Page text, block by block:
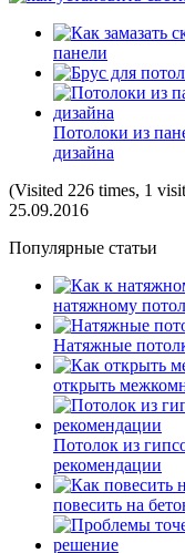
панели
Потолоки из
дизайна
(Visited 226 times, 1
25.09.2016
Популярные статьи
натяжному
Натяжные
открыть
Потолок из
рекомендации
повесить на